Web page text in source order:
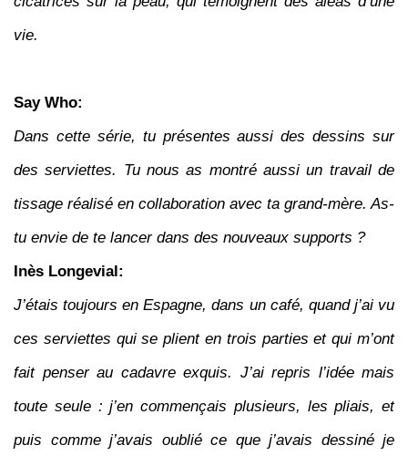
vie.
Say Who:
Dans cette série, tu présentes aussi des dessins sur
des serviettes. Tu nous as montré aussi un travail de
tissage réalisé en collaboration avec ta grand-mère. As-
tu envie de te lancer dans des nouveaux supports ?
Inès Longevial:
J’étais toujours en Espagne, dans un café, quand j’ai vu
ces serviettes qui se plient en trois parties et qui m’ont
fait penser au cadavre exquis. J’ai repris l’idée mais
toute seule : j’en commençais plusieurs, les pliais, et
puis comme j’avais oublié ce que j’avais dessiné je